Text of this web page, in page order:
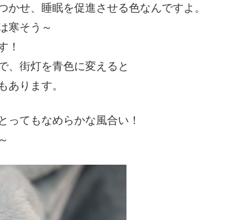
せ、睡眠を促進させる色なんですよ。
寒そう～
！
、街灯を青色に変えると
あります。
ってもなめらかな風合い！